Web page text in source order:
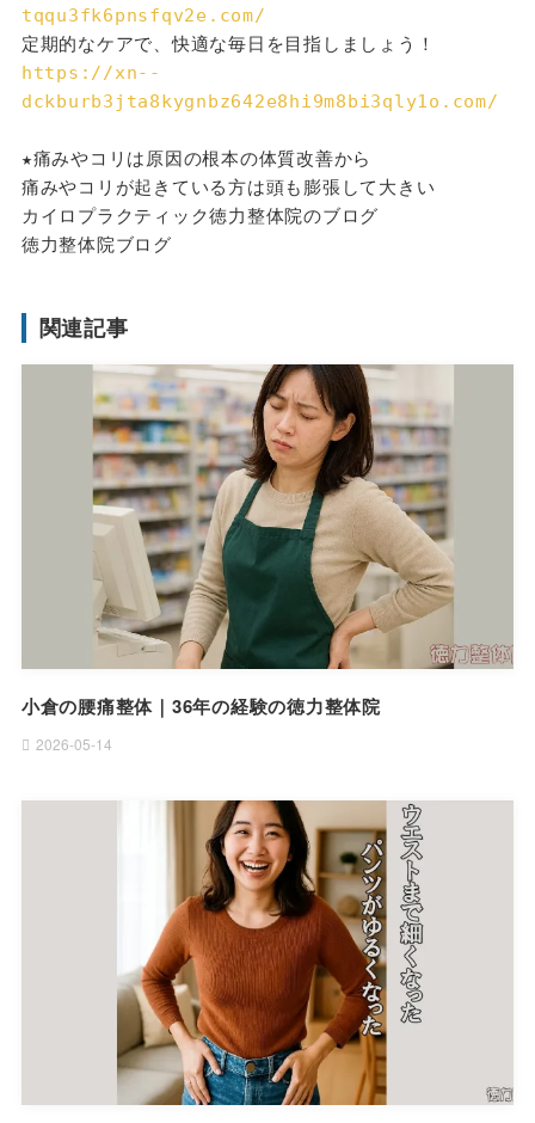
tqqu3fk6pnsfqv2e.com/
定期的なケアで、快適な毎日を目指しましょう！
https://xn--
dckburb3jta8kygnbz642e8hi9m8bi3qly1o.com/
★痛みやコリは原因の根本の体質改善から
痛みやコリが起きている方は頭も膨張して大きい
カイロプラクティック徳力整体院のブログ
徳力整体院ブログ
関連記事
小倉の腰痛整体｜36年の経験の徳力整体院
2026-05-14